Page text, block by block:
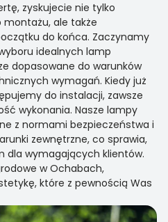
zyskujecie nie tylko
ale także
do końca. Zaczynamy
idealnych lamp
dopasowane do warunków
wymagań. Kiedy już
do instalacji, zawsze
wykonania. Nasze lampy
z normami bezpieczeństwa i
zewnętrzne, co sprawia,
dla wymagających klientów.
w Ochabach,
które z pewnością Was